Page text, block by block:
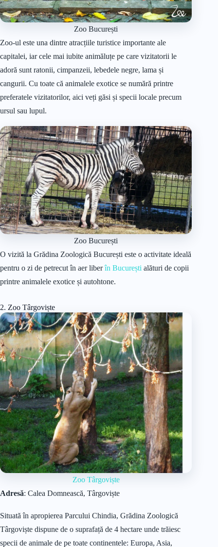
Zoo București
Zoo-ul este una dintre atracțiile turistice importante ale
capitalei, iar cele mai iubite animăluțe pe care vizitatorii le
adoră sunt ratonii, cimpanzeii, lebedele negre, lama și
cangurii. Cu toate că animalele exotice se numără printre
preferatele vizitatorilor, aici veți găsi și specii locale precum
ursul sau lupul.
Zoo București
O vizită la Grădina Zoologică București este o activitate ideală
pentru o zi de petrecut în aer liberîn București alături de copii
printre animalele exotice și autohtone.
2. Zoo Târgoviște
Zoo Târgoviște
Adresă: Calea Domnească, Târgoviște
Situată în apropierea Parcului Chindia, Grădina Zoologică
Târgoviște dispune de o suprafață de 4 hectare unde trăiesc
specii de animale de pe toate continentele: Europa, Asia,